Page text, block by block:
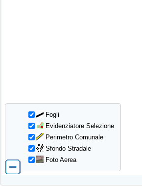
Fogli
Evidenziatore Selezione
Perimetro Comunale
Sfondo Stradale
Foto Aerea